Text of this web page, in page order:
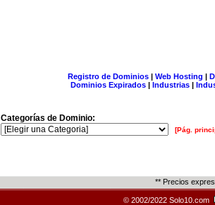
Registro de Dominios| Web Hosting |
Dominios Expirados | Industrias |
Categorías de Dominio:
[Pág.
** Precios
© 2002/2022 Solo10.com